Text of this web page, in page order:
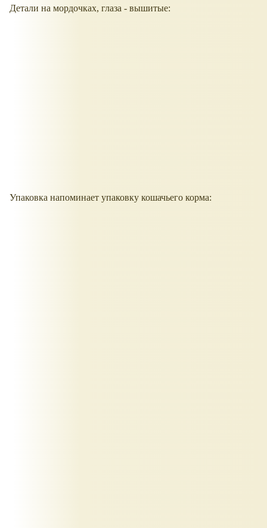
Детали на мордочках, глаза - вышитые:
Упаковка напоминает упаковку кошачьего корма: